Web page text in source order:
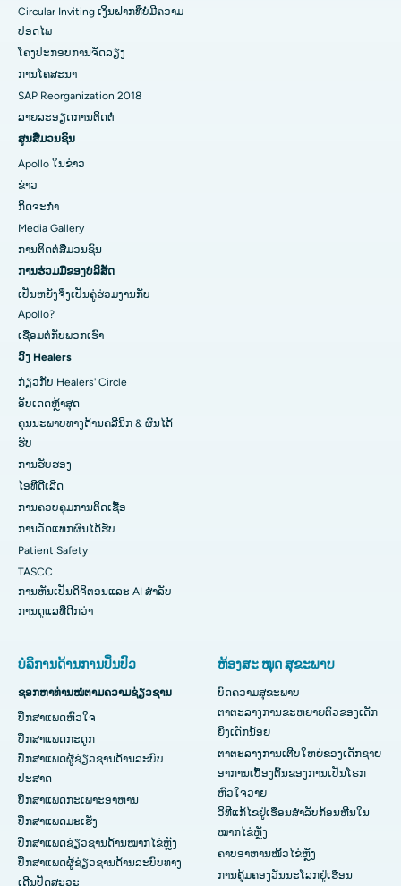
Circular Inviting ເງິນຝາກທີ່ບໍ່ມີຄວາມ
ປອດໄພ
ໂຄງປະກອບການຈັດລຽງ
ການໂຄສະນາ
SAP Reorganization 2018
ລາຍລະອຽດການຕິດຕໍ່
ສູນສື່ມວນຊົນ
Apollo ໃນຂ່າວ
ຂ່າວ
ກິດຈະກໍາ
Media Gallery
ການ​ຕິດ​ຕໍ່​ສື່​ມວນ​ຊົນ​
ການຮ່ວມມືຂອງບໍລິສັດ
ເປັນຫຍັງຈິ່ງເປັນຄູ່ຮ່ວມງານກັບ
Apollo?
ເຊື່ອມຕໍ່ກັບພວກເຮົາ
ວົງ Healers
ກ່ຽວກັບ Healers' Circle
ອັບເດດຫຼ້າສຸດ
ຄຸນນະພາບທາງດ້ານຄລີນິກ & ຜົນໄດ້
ຮັບ
ການຮັບຮອງ
ໄອທີດີເລີດ
ການ​ຄວບ​ຄຸມ​ການ​ຕິດ​ເຊື້ອ​
ການວັດແທກຜົນໄດ້ຮັບ
Patient Safety
TASCC
ການຫັນເປັນດິຈິຕອນແລະ AI ສໍາລັບ
ການດູແລທີ່ດີກວ່າ
ບໍລິການດ້ານການປິ່ນປົວ
ຊອກຫາທ່ານໝໍຕາມຄວາມຊ່ຽວຊານ
ປຶກສາແພດຫົວໃຈ
ປຶກສາແພດກະດູກ
ປຶກສາແພດຜູ້ຊ່ຽວຊານດ້ານລະບົບ
ປະສາດ
ປຶກສາແພດກະເພາະອາຫານ
ປຶກສາແພດມະເຮັງ
ປຶກສາແພດຊ່ຽວຊານດ້ານໝາກໄຂ່ຫຼັງ
ປຶກສາແພດຜູ້ຊ່ຽວຊານດ້ານລະບົບທາງ
ເດີນປັດສະວະ
ຫ້ອງສະ ໝຸດ ສຸຂະພາບ
ບົດຄວາມສຸຂະພາບ
ຕາຕະລາງການຂະຫຍາຍຕົວຂອງເດັກ
ຍິງເດັກນ້ອຍ
ຕາຕະລາງການເຕີບໃຫຍ່ຂອງເດັກຊາຍ
ອາການເບື້ອງຕົ້ນຂອງການເປັນໂຣກ
ຫົວໃຈວາຍ
ວິທີແກ້ໄຂຢູ່ເຮືອນສຳລັບກ້ອນຫີນໃນ
ໝາກໄຂ່ຫຼັງ
ຄາບອາຫານໜິ້ວໄຂ່ຫຼັງ
ການຄຸ້ມຄອງວັນນະໂລກຢູ່ເຮືອນ